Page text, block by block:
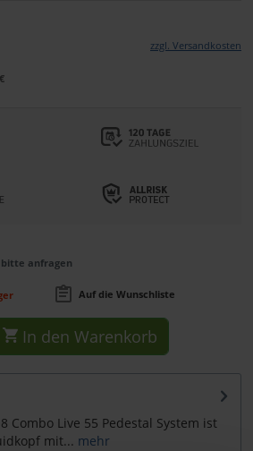
zzgl. Versandkosten
anfragen
Auf die Wunschliste
In den Warenkorb
Combo Live 55 Pedestal System ist
mit... mehr